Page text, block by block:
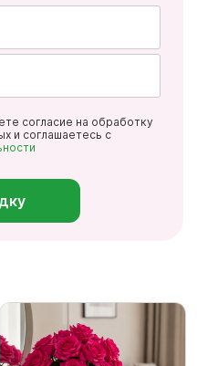
согласие на обработку
и соглашаетесь с